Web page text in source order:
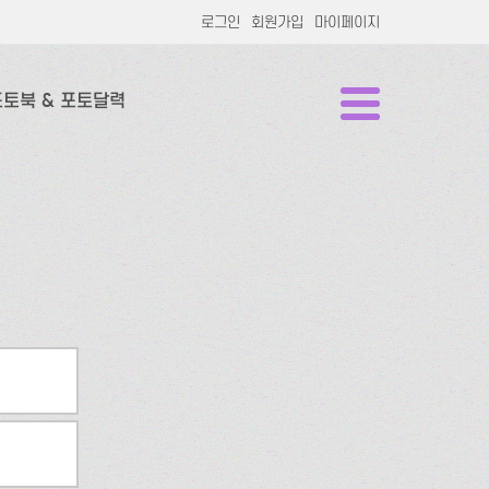
로그인 회원가입 마이페이지
북 & 포토달력